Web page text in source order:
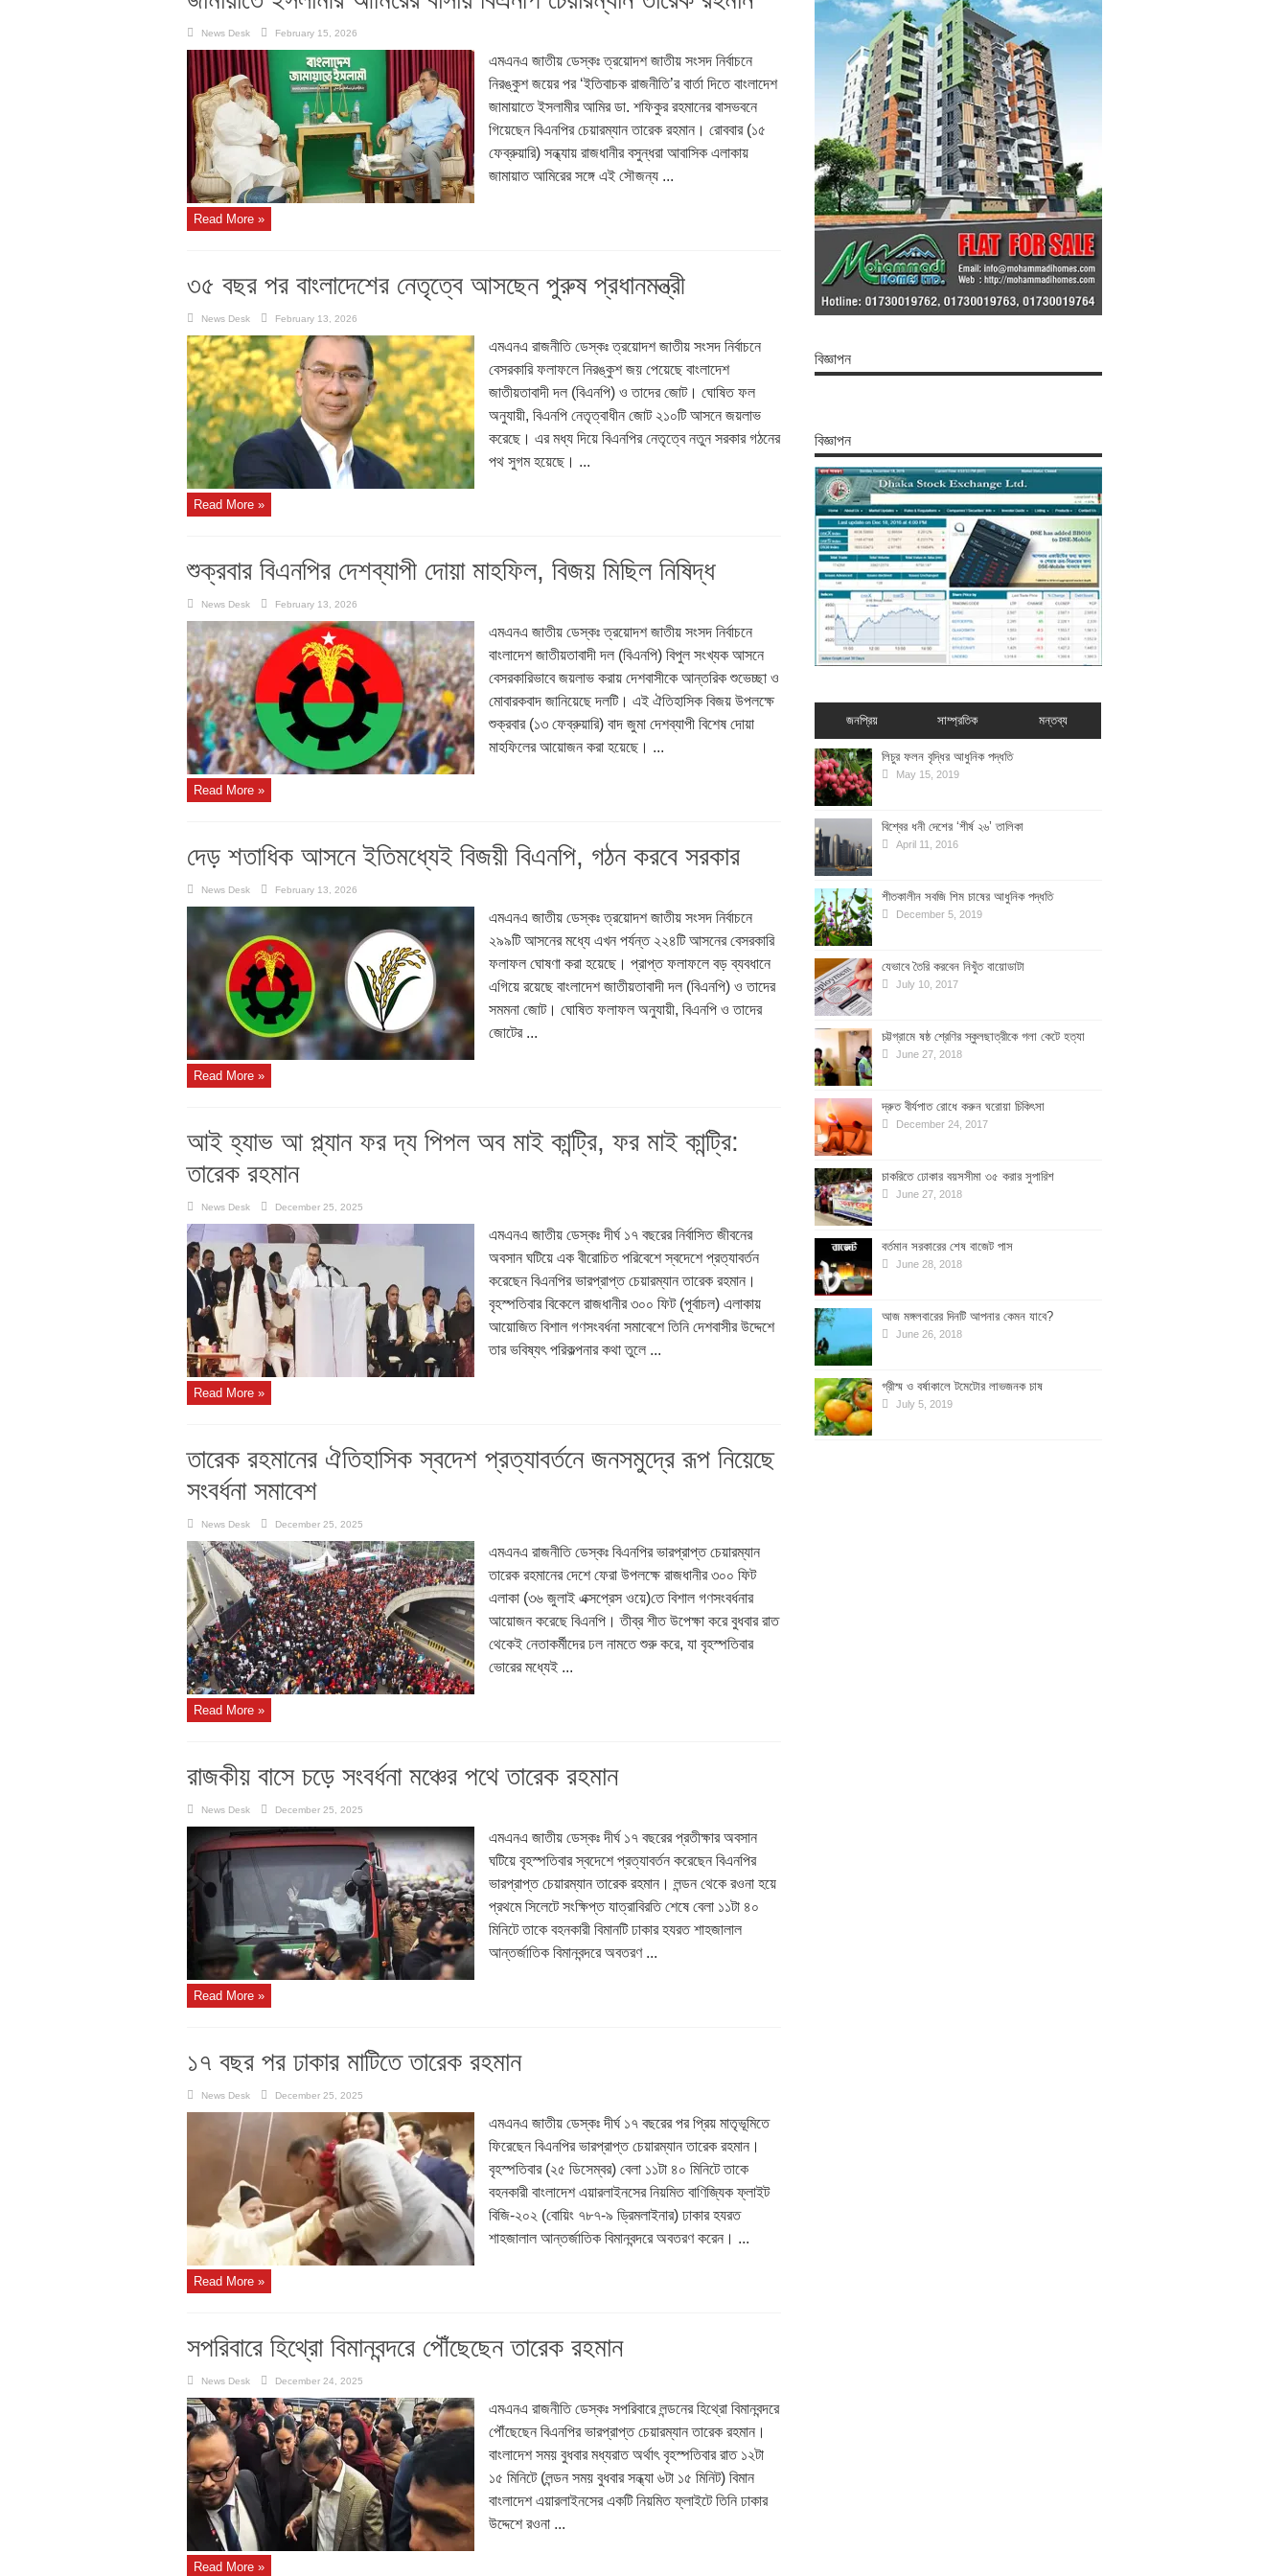
News Desk February 15, 2026
এমএনএ জাতীয় ডেস্কঃ ত্রয়োদশ জাতীয় সংসদ নির্বাচনে
নিরঙ্কুশ জয়ের পর ‘ইতিবাচক রাজনীতি’র বার্তা দিতে বাংলাদেশ
জামায়াতে ইসলামীর আমির ডা. শফিকুর রহমানের বাসভবনে
গিয়েছেন বিএনপির চেয়ারম্যান তারেক রহমান। রোববার (১৫
ফেব্রুয়ারি) সন্ধ্যায় রাজধানীর বসুন্ধরা আবাসিক এলাকায়
জামায়াত আমিরের সঙ্গে এই সৌজন্য ...
Read More »
৩৫ বছর পর বাংলাদেশের নেতৃত্বে আসছেন পুরুষ প্রধানমন্ত্রী
News Desk February 13, 2026
এমএনএ রাজনীতি ডেস্কঃ ত্রয়োদশ জাতীয় সংসদ নির্বাচনে
বেসরকারি ফলাফলে নিরঙ্কুশ জয় পেয়েছে বাংলাদেশ
জাতীয়তাবাদী দল (বিএনপি) ও তাদের জোট। ঘোষিত ফল
অনুযায়ী, বিএনপি নেতৃত্বাধীন জোট ২১০টি আসনে জয়লাভ
করেছে। এর মধ্য দিয়ে বিএনপির নেতৃত্বে নতুন সরকার গঠনের
পথ সুগম হয়েছে। ...
Read More »
শুক্রবার বিএনপির দেশব্যাপী দোয়া মাহফিল, বিজয় মিছিল নিষিদ্ধ
News Desk February 13, 2026
এমএনএ জাতীয় ডেস্কঃ ত্রয়োদশ জাতীয় সংসদ নির্বাচনে
বাংলাদেশ জাতীয়তাবাদী দল (বিএনপি) বিপুল সংখ্যক আসনে
বেসরকারিভাবে জয়লাভ করায় দেশবাসীকে আন্তরিক শুভেচ্ছা ও
মোবারকবাদ জানিয়েছে দলটি। এই ঐতিহাসিক বিজয় উপলক্ষে
শুক্রবার (১৩ ফেব্রুয়ারি) বাদ জুমা দেশব্যাপী বিশেষ দোয়া
মাহফিলের আয়োজন করা হয়েছে। ...
Read More »
দেড় শতাধিক আসনে ইতিমধ্যেই বিজয়ী বিএনপি, গঠন করবে সরকার
News Desk February 13, 2026
এমএনএ জাতীয় ডেস্কঃ ত্রয়োদশ জাতীয় সংসদ নির্বাচনে
২৯৯টি আসনের মধ্যে এখন পর্যন্ত ২২৪টি আসনের বেসরকারি
ফলাফল ঘোষণা করা হয়েছে। প্রাপ্ত ফলাফলে বড় ব্যবধানে
এগিয়ে রয়েছে বাংলাদেশ জাতীয়তাবাদী দল (বিএনপি) ও তাদের
সমমনা জোট। ঘোষিত ফলাফল অনুযায়ী, বিএনপি ও তাদের
জোটের ...
Read More »
আই হ্যাভ আ প্ল্যান ফর দ্য পিপল অব মাই কান্ট্রি, ফর মাই কান্ট্রি:
তারেক রহমান
News Desk December 25, 2025
এমএনএ জাতীয় ডেস্কঃ দীর্ঘ ১৭ বছরের নির্বাসিত জীবনের
অবসান ঘটিয়ে এক বীরোচিত পরিবেশে স্বদেশে প্রত্যাবর্তন
করেছেন বিএনপির ভারপ্রাপ্ত চেয়ারম্যান তারেক রহমান।
বৃহস্পতিবার বিকেলে রাজধানীর ৩০০ ফিট (পূর্বাচল) এলাকায়
আয়োজিত বিশাল গণসংবর্ধনা সমাবেশে তিনি দেশবাসীর উদ্দেশে
তার ভবিষ্যৎ পরিকল্পনার কথা তুলে ...
Read More »
তারেক রহমানের ঐতিহাসিক স্বদেশ প্রত্যাবর্তনে জনসমুদ্রে রূপ নিয়েছে
সংবর্ধনা সমাবেশ
News Desk December 25, 2025
এমএনএ রাজনীতি ডেস্কঃ বিএনপির ভারপ্রাপ্ত চেয়ারম্যান
তারেক রহমানের দেশে ফেরা উপলক্ষে রাজধানীর ৩০০ ফিট
এলাকা (৩৬ জুলাই এক্সপ্রেস ওয়ে)তে বিশাল গণসংবর্ধনার
আয়োজন করেছে বিএনপি। তীব্র শীত উপেক্ষা করে বুধবার রাত
থেকেই নেতাকর্মীদের ঢল নামতে শুরু করে, যা বৃহস্পতিবার
ভোরের মধ্যেই ...
Read More »
রাজকীয় বাসে চড়ে সংবর্ধনা মঞ্চের পথে তারেক রহমান
News Desk December 25, 2025
এমএনএ জাতীয় ডেস্কঃ দীর্ঘ ১৭ বছরের প্রতীক্ষার অবসান
ঘটিয়ে বৃহস্পতিবার স্বদেশে প্রত্যাবর্তন করেছেন বিএনপির
ভারপ্রাপ্ত চেয়ারম্যান তারেক রহমান। লন্ডন থেকে রওনা হয়ে
প্রথমে সিলেটে সংক্ষিপ্ত যাত্রাবিরতি শেষে বেলা ১১টা ৪০
মিনিটে তাকে বহনকারী বিমানটি ঢাকার হযরত শাহজালাল
আন্তর্জাতিক বিমানবন্দরে অবতরণ ...
Read More »
১৭ বছর পর ঢাকার মাটিতে তারেক রহমান
News Desk December 25, 2025
এমএনএ জাতীয় ডেস্কঃ দীর্ঘ ১৭ বছরের পর প্রিয় মাতৃভূমিতে
ফিরেছেন বিএনপির ভারপ্রাপ্ত চেয়ারম্যান তারেক রহমান।
বৃহস্পতিবার (২৫ ডিসেম্বর) বেলা ১১টা ৪০ মিনিটে তাকে
বহনকারী বাংলাদেশ এয়ারলাইনসের নিয়মিত বাণিজ্যিক ফ্লাইট
বিজি-২০২ (বোয়িং ৭৮৭-৯ ড্রিমলাইনার) ঢাকার হযরত
শাহজালাল আন্তর্জাতিক বিমানবন্দরে অবতরণ করেন। ...
Read More »
সপরিবারে হিথ্রো বিমানবন্দরে পৌঁছেছেন তারেক রহমান
News Desk December 24, 2025
এমএনএ রাজনীতি ডেস্কঃ সপরিবারে লন্ডনের হিথ্রো বিমানবন্দরে
পৌঁছেছেন বিএনপির ভারপ্রাপ্ত চেয়ারম্যান তারেক রহমান।
বাংলাদেশ সময় বুধবার মধ্যরাত অর্থাৎ বৃহস্পতিবার রাত ১২টা
১৫ মিনিটে (লন্ডন সময় বুধবার সন্ধ্যা ৬টা ১৫ মিনিট) বিমান
বাংলাদেশ এয়ারলাইনসের একটি নিয়মিত ফ্লাইটে তিনি ঢাকার
উদ্দেশে রওনা ...
Read More »
বিজ্ঞাপন
বিজ্ঞাপন
জনপ্রিয় সাম্প্রতিক মন্তব্য
লিচুর ফলন বৃদ্ধির আধুনিক পদ্ধতি
May 15, 2019
বিশ্বের ধনী দেশের ‘শীর্ষ ২৬’ তালিকা
April 11, 2016
শীতকালীন সবজি শিম চাষের আধুনিক পদ্ধতি
December 5, 2019
যেভাবে তৈরি করবেন নিখুঁত বায়োডাটা
July 10, 2017
চট্টগ্রামে ষষ্ঠ শ্রেণির স্কুলছাত্রীকে গলা কেটে হত্যা
June 27, 2018
দ্রুত বীর্যপাত রোধে করুন ঘরোয়া চিকিৎসা
December 24, 2017
চাকরিতে ঢোকার বয়সসীমা ৩৫ করার সুপারিশ
June 27, 2018
বর্তমান সরকারের শেষ বাজেট পাস
June 28, 2018
আজ মঙ্গলবারের দিনটি আপনার কেমন যাবে?
June 26, 2018
গ্রীস্ম ও বর্ষাকালে টমেটোর লাভজনক চাষ
July 5, 2019